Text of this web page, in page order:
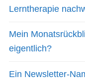
Lerntherapie
Mein
eigentlich?
Ein Newsletter-